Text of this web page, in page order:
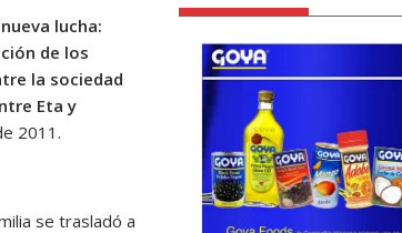
lucha:
de los
la sociedad
Eta y
2011.
se trasladó a